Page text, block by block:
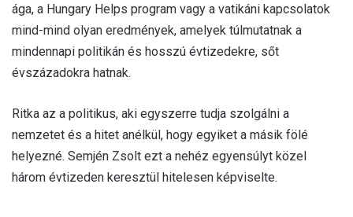
ága, a Hungary Helps program vagy a vatikáni kapcsolatok
mind-mind olyan eredmények, amelyek túlmutatnak a
mindennapi politikán és hosszú évtizedekre, sőt
évszázadokra hatnak.
Ritka az a politikus, aki egyszerre tudja szolgálni a
nemzetet és a hitet anélkül, hogy egyiket a másik fölé
helyezné. Semjén Zsolt ezt a nehéz egyensúlyt közel
három évtizeden keresztül hitelesen képviselte.